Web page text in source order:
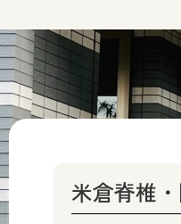
米倉脊椎